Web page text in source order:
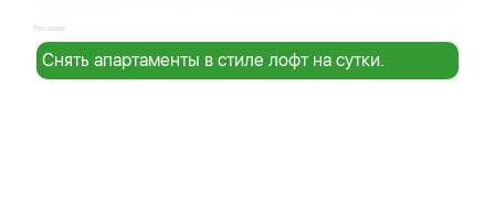
Реклама:
Снять апартаменты в стиле лофт на сутки.